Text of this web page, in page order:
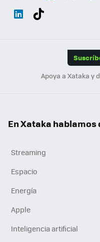
Apoya a Xataka y
En Xataka hablamos
Streaming
Espacio
Energía
Apple
Inteligencia artificial